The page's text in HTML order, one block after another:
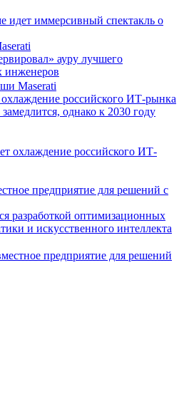
ауру лучшего
инженеров
российского ИТ-рынка
однако к 2030 году
предприятие для решений с
разработкой оптимизационных
и искусственного интеллекта